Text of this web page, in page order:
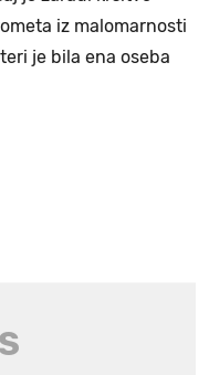
iz malomarnosti
je bila ena oseba